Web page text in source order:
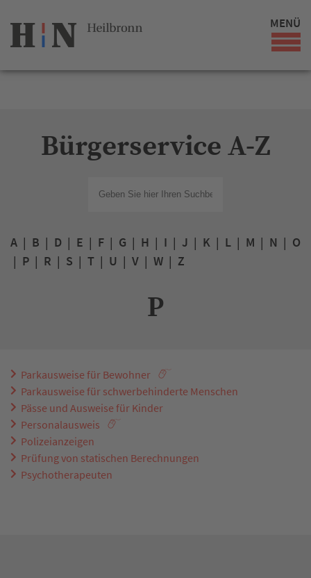
MENÜ
Bürgerservice A-Z
A | B | D | E | F | G | H | I | J | K | L | M | N | O
| P | R | S | T | U | V | W | Z
P
Parkausweise für Bewohner
Parkausweise für schwerbehinderte Menschen
Pässe und Ausweise für Kinder
Personalausweis
Polizeianzeigen
Prüfung von statischen Berechnungen
Psychotherapeuten